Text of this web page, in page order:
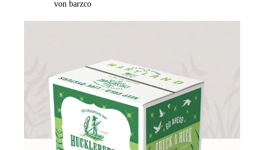
von barzco